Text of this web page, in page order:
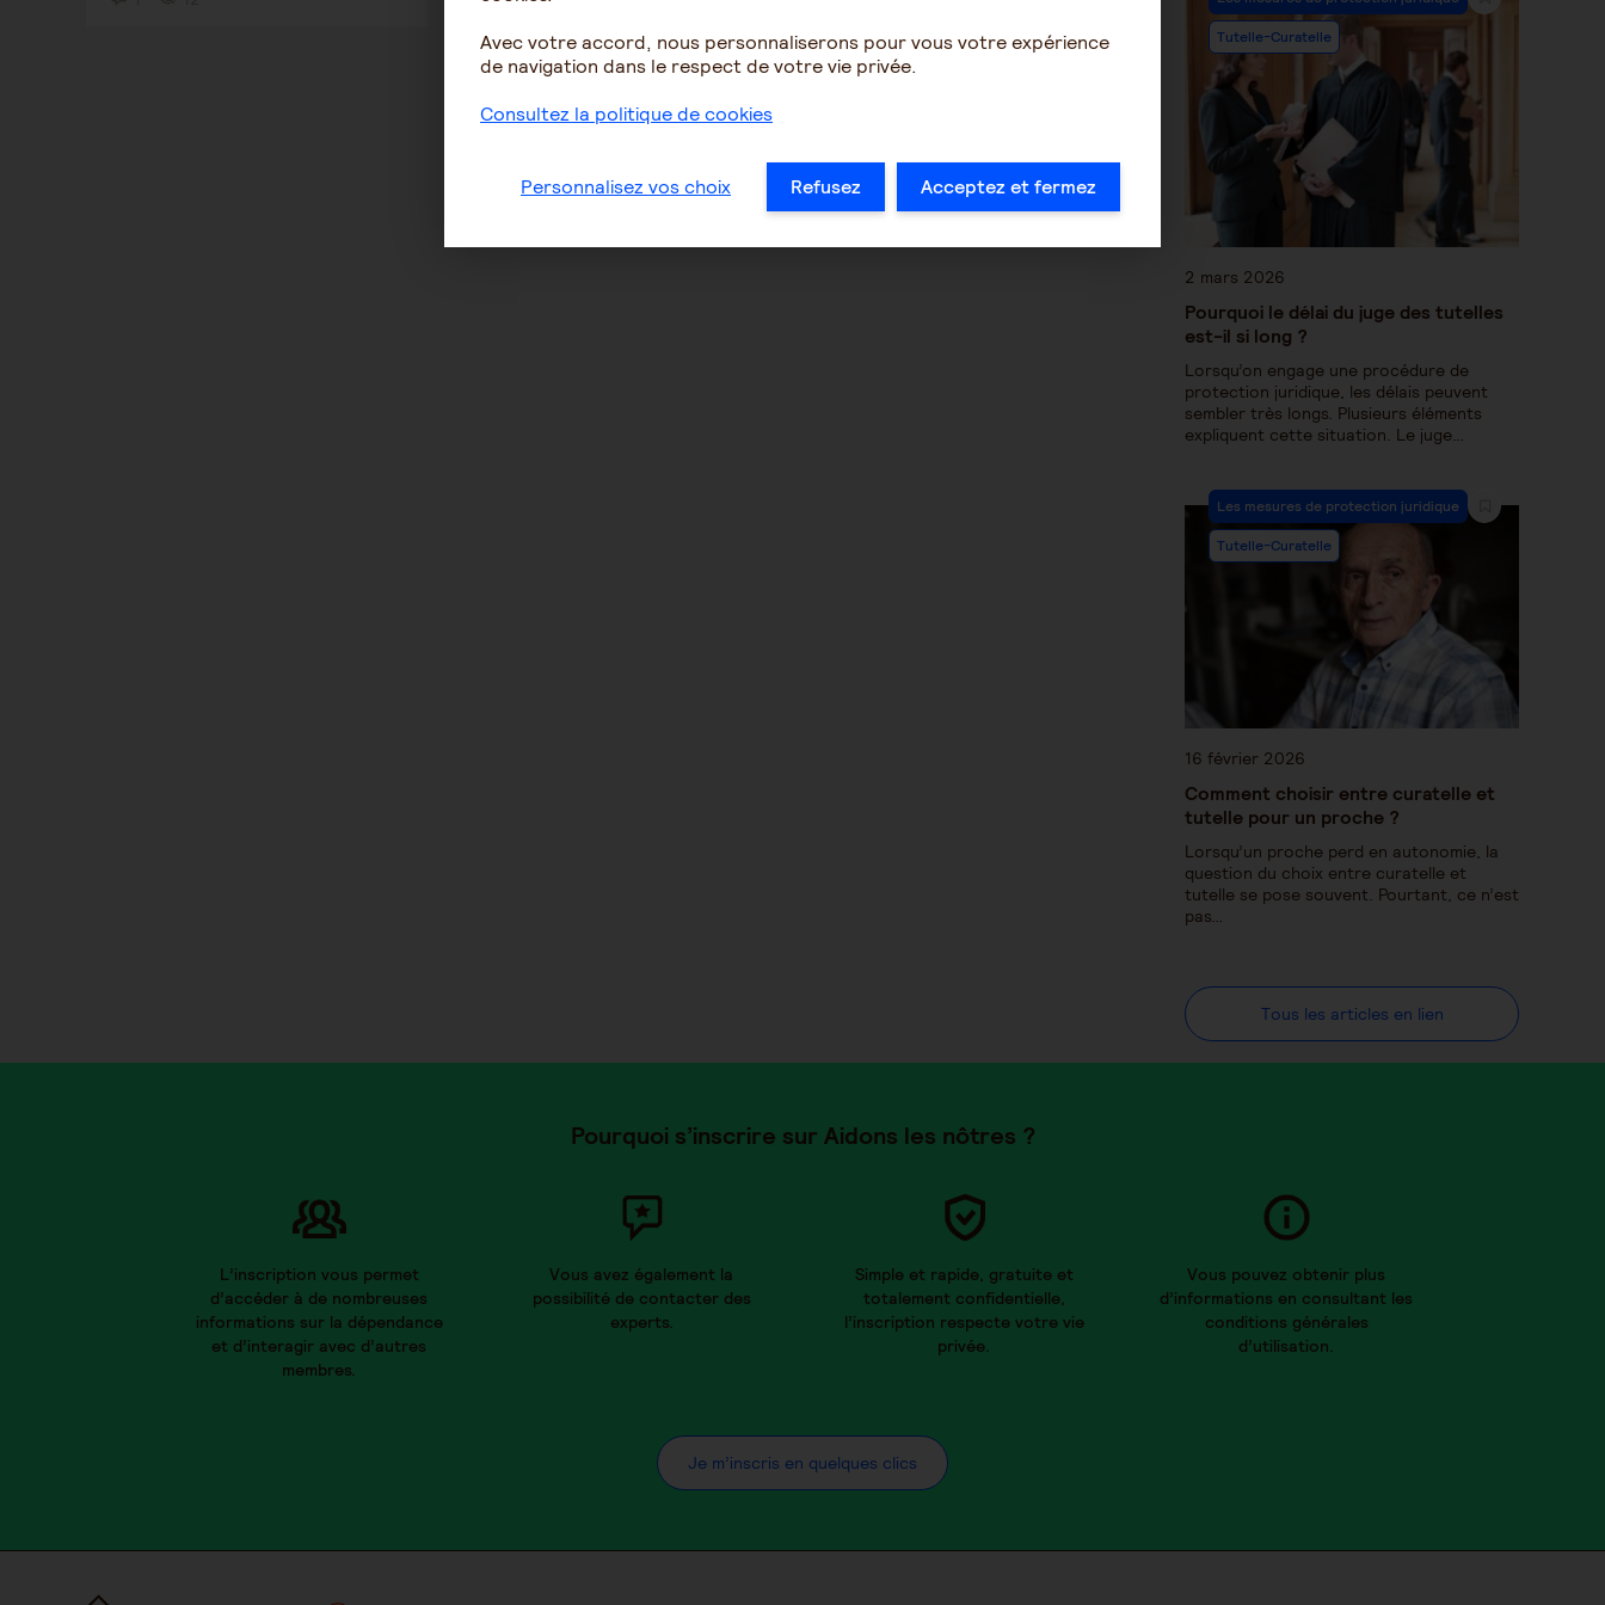
Tutelle-Curatelle
2 mars 2026
Pourquoi le délai du juge des tutelles
est-il si long ?
Lorsqu’on engage une procédure de
protection juridique, les délais peuvent
sembler très longs. Plusieurs éléments
expliquent cette situation. Le juge…
Les mesures de protection juridique
Tutelle-Curatelle
16 février 2026
Comment choisir entre curatelle et
tutelle pour un proche ?
Lorsqu’un proche perd en autonomie, la
question du choix entre curatelle et
tutelle se pose souvent. Pourtant, ce n’est
pas…
Tous les articles en lien
Pourquoi s’inscrire sur Aidons les nôtres ?
L’inscription vous permet
d’accéder à de nombreuses
informations sur la dépendance
et d’interagir avec d’autres
membres.
Vous avez également la
possibilité de contacter des
experts.
Simple et rapide, gratuite et
totalement confidentielle,
l’inscription respecte votre vie
privée.
Vous pouvez obtenir plus
d’informations en consultant les
conditions générales
d’utilisation.
Je m’inscris en quelques clics
Avec votre accord, nous personnaliserons pour vous votre expérience
de navigation dans le respect de votre vie privée.
Consultez la politique de cookies
Personnalisez vos choix Refusez Acceptez et fermez